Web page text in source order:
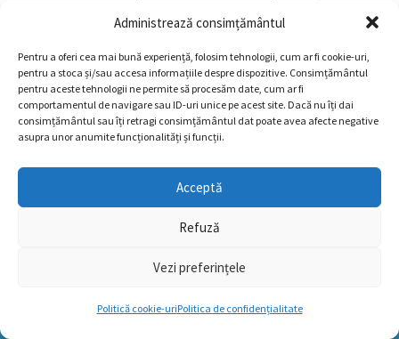
Administrează consimțământul
Pentru a oferi cea mai bună experiență, folosim tehnologii, cum ar fi cookie-uri,
pentru a stoca și/sau accesa informațiile despre dispozitive. Consimțământul
pentru aceste tehnologii ne permite să procesăm date, cum ar fi
comportamentul de navigare sau ID-uri unice pe acest site. Dacă nu îți dai
consimțământul sau îți retragi consimțământul dat poate avea afecte negative
asupra unor anumite funcționalități și funcții.
Acceptă
Refuză
Vezi preferințele
Politică cookie-uriPolitica de confidențialitate
contact@rosiadeamaradia.rosau la sediul nostru.
Primăria Roșia de Amaradia
Roșia de Amaradia este o comună în județul Gorj, Oltenia,
de Amaradia, Ruget, Seciurile, Stejaru și Șitoaia.
0253/232504